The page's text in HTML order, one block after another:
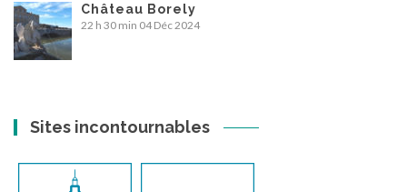
Château Borely
22 h 30 min 04 Déc 2024
Sites incontournables